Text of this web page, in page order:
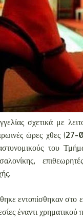
σχετικά με
ώρες χθες
του
εντοπίσθηκαν στο
έναντι χρηματικού